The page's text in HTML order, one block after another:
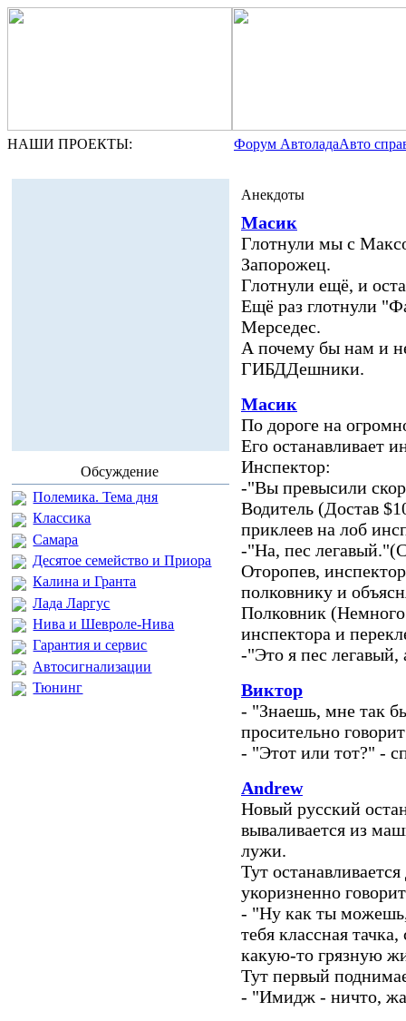
НАШИ ПРОЕКТЫ: Форум АвтоладаАвто
Обсуждение
Полемика. Тема дня
Классика
Самара
Десятое семейство и Приора
Калина и Гранта
Лада Ларгус
Нива и Шевроле-Нива
Гарантия и сервис
Автосигнализации
Тюнинг
Анекдоты
Масик
Глотнули мы с
Запорожец.
Глотнули ещё, и
Ещё раз глотнули
Мерседес.
А почему бы нам и
ГИБДДешники.
Масик
По дороге на
Его останавливает
Инспектор:
-"Вы превысили
Водитель (Достав
приклеев на лоб
-"На, пес
Оторопев,
полковнику и
Полковник
инспектора и
-"Это я пес
Виктор
- "Знаешь, мне так
просительно
- "Этот или тот?" -
Andrew
Новый русский
вываливается из
лужи.
Тут
укоризненно
- "Ну как ты можешь,
тебя классная
какую-то грязную
Тут первый
- "Имидж - ничто,